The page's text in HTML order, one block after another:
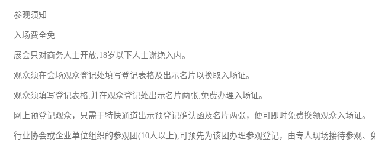
参观须知
入场费全免
展会只对商务人士开放,18岁以下人士谢绝入内。
观众须在会场观众登记处填写登记表格及出示名片以换取入场证。
观众须填写登记表格,并在观众登记处出示名片两张,免费办理入场证。
网上预登记观众，只需于特快通道出示预登记确认函及名片两张，便可即时免费换领观众入场证。
行业协会或企业单位组织的参观团(10人以上),可预先为该团办理参观登记，由专人现场接待参观、